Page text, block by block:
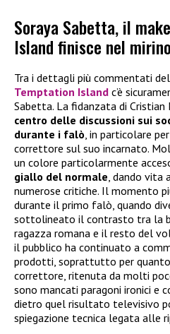
Soraya Sabetta, il
Island finisce nel
Tra i dettagli più commentati
Temptation Island c’è
Sabetta. La fidanzata di
centro delle discussioni sui
durante i falò, in particolare
correttore sul suo incarnato.
un colore particolarmente
giallo del normale, dando vita
numerose critiche. Il momento
durante il primo falò, quando
sottolineato il contrasto tra la
ragazza romana e il resto del
il pubblico ha continuato a
prodotti, soprattutto per
correttore, ritenuta da molti
sono mancati paragoni ironici e
dietro quel risultato televisivo
spiegazione tecnica legata alle